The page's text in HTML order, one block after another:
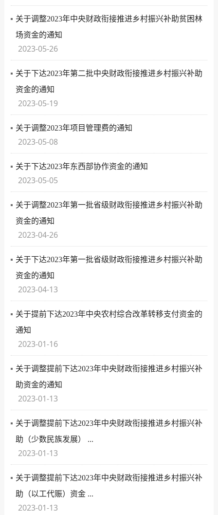
关于调整2023年中央财政衔接推进乡村振兴补助贫困林
场资金的通知
2023-05-26
关于下达2023年第二批中央财政衔接推进乡村振兴补助
资金的通知
2023-05-19
关于调整2023年项目管理费的通知
2023-05-08
关于下达2023年东西部协作资金的通知
2023-05-05
关于调整2023年第一批省级财政衔接推进乡村振兴补助
资金的通知
2023-04-26
关于下达2023年第一批省级财政衔接推进乡村振兴补助
资金的通知
2023-04-13
关于提前下达2023年中央农村综合改革转移支付资金的
通知
2023-01-16
关于调整提前下达2023年中央财政衔接推进乡村振兴补
助资金的通知
2023-01-13
关于调整提前下达2023年中央财政衔接推进乡村振兴补
助（少数民族发展） ...
2023-01-13
关于调整提前下达2023年中央财政衔接推进乡村振兴补
助（以工代赈）资金 ...
2023-01-13